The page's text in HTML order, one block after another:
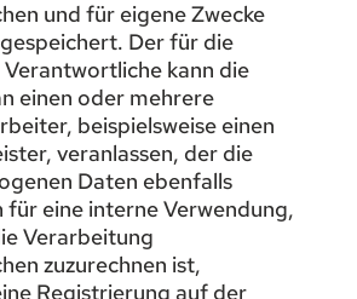
und für eigene Zwecke
Der für die
kann die
einen oder mehrere
beispielsweise einen
veranlassen, der die
Daten ebenfalls
für eine interne Verwendung,
Verarbeitung
zuzurechnen ist,
Registrierung auf der